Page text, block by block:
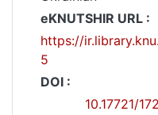
eKNUTSHIR URL :
https://
5
DOI :
10.17721/